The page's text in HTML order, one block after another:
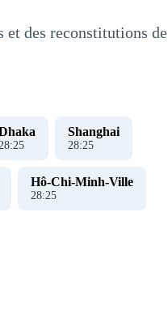
et des reconstitutions de
:26
Shanghai
28:26
Hô-Chi-Minh-Ville
28:26